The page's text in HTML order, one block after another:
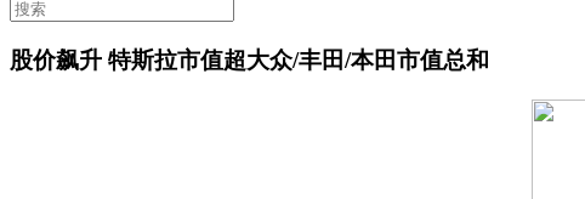
股价飙升 特斯拉市值超大众/丰田/本田市值总和